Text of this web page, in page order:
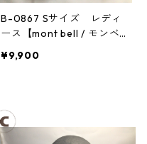
B-0867 Sサイズ レディ
ース【mont bell / モンベ
ジャケット： レディース
¥9,900